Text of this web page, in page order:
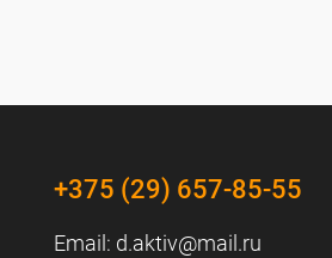
+375 (29) 657-85-55
Email: d.aktiv@mail.ru